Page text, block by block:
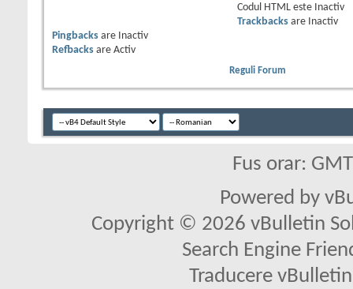
Codul HTML este
Inactiv
Trackbacksare
Inactiv
Pingbacks are
Inactiv
Refbacks are Activ
Reguli Forum
Fus orar:
Powered by
Copyright © 2026 vBulletin
Search Engine
Traducere